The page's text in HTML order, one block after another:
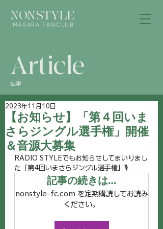
NONSTYLE
IMASARA FANCLUB
Article
記事
【お知らせ】「第４回いま
さらジングル選手権」開催
＆音源大募集
2023年11月10日
RADIO STYLEでもお知らせしてまいりまし
た「第4回いまさらジングル選手権」🎙
記事の続きは…
nonstyle-fc.com を定期購読してお読み
ください。